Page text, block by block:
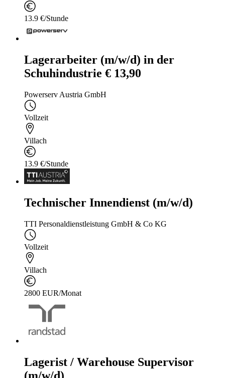
13.9 €/Stunde
Lagerarbeiter (m/w/d) in der
Schuhindustrie € 13,90
Powerserv Austria GmbH
Vollzeit
Villach
13.9 €/Stunde
Technischer Innendienst (m/w/d)
TTI Personaldienstleistung GmbH & Co KG
Vollzeit
Villach
2800 EUR/Monat
Lagerist / Warehouse Supervisor
(m/w/d)